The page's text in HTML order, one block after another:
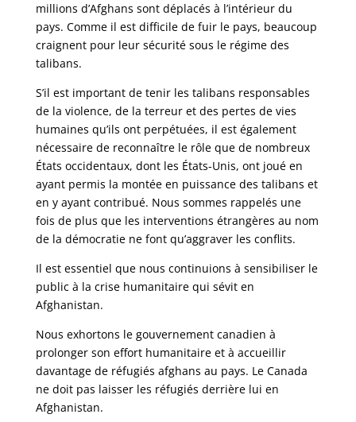
millions d’Afghans sont déplacés à l’intérieur du
pays. Comme il est difficile de fuir le pays, beaucoup
craignent pour leur sécurité sous le régime des
talibans.
S’il est important de tenir les talibans responsables
de la violence, de la terreur et des pertes de vies
humaines qu’ils ont perpétuées, il est également
nécessaire de reconnaître le rôle que de nombreux
États occidentaux, dont les États-Unis, ont joué en
ayant permis la montée en puissance des talibans et
en y ayant contribué. Nous sommes rappelés une
fois de plus que les interventions étrangères au nom
de la démocratie ne font qu’aggraver les conflits.
Il est essentiel que nous continuions à sensibiliser le
public à la crise humanitaire qui sévit en
Afghanistan.
Nous exhortons le gouvernement canadien à
prolonger son effort humanitaire et à accueillir
davantage de réfugiés afghans au pays. Le Canada
ne doit pas laisser les réfugiés derrière lui en
Afghanistan.